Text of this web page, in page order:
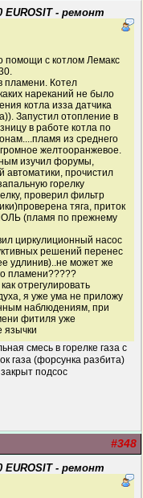
EUROSIT - ремонт
помощи с котлом Лемакс
пламени. Котел
нареканий не было
котла изза датчика
Запустил отопление в
в работе котла по
из среднего
желтооранжевое.
изучил форумы,
автоматики, прочистил
горелку
проверил фильтр
тяга, приток
(пламя по прежнему
циркулиционный насос
решений перенес
удлинив)..не может же
пламени?????
отрегулировать
я уже ума не приложу
наблюдениям, при
фитиля уже
язычки
смесь в горелке газа с
газа (форсунка разбита)
подсос
#348
EUROSIT - ремонт